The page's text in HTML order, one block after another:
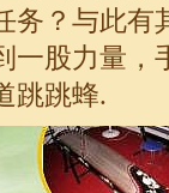
务？与此有
一股力量，
跳跳蜂.